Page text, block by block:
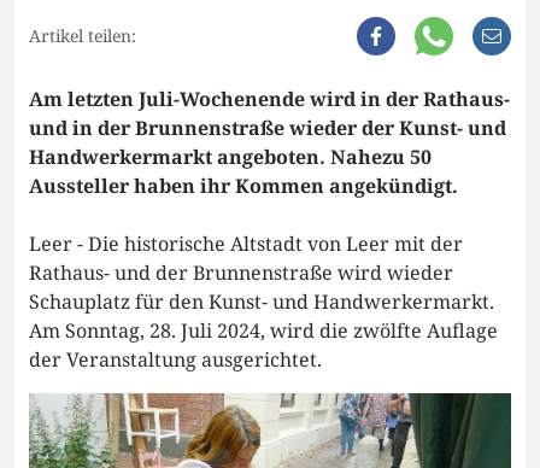
Artikel teilen:
Am letzten Juli-Wochenende wird in der Rathaus-
und in der Brunnenstraße wieder der Kunst- und
Handwerkermarkt angeboten. Nahezu 50
Aussteller haben ihr Kommen angekündigt.
Leer - Die historische Altstadt von Leer mit der
Rathaus- und der Brunnenstraße wird wieder
Schauplatz für den Kunst- und Handwerkermarkt.
Am Sonntag, 28. Juli 2024, wird die zwölfte Auflage
der Veranstaltung ausgerichtet.